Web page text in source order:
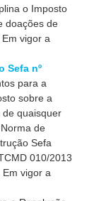
o Imposto
doações de
vigor a
Sefa nº
para a
sobre a
de quaisquer
de
Sefa
010/2013
vigor a